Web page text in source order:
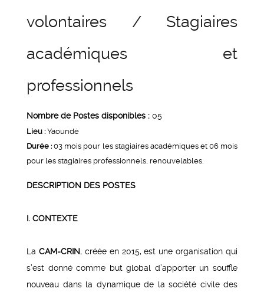
volontaires / Stagiaires
académiques et
professionnels
Nombre de Postes disponibles : 05
Lieu :Yaoundé
Durée :03 mois pour les stagiaires académiques et 06 mois
pour les stagiaires professionnels, renouvelables.
DESCRIPTION DES POSTES
I. CONTEXTE
La CAM-CRIN, créée en 2015, est une organisation qui
s’est donné comme but global d’apporter un souffle
nouveau dans la dynamique de la société civile des